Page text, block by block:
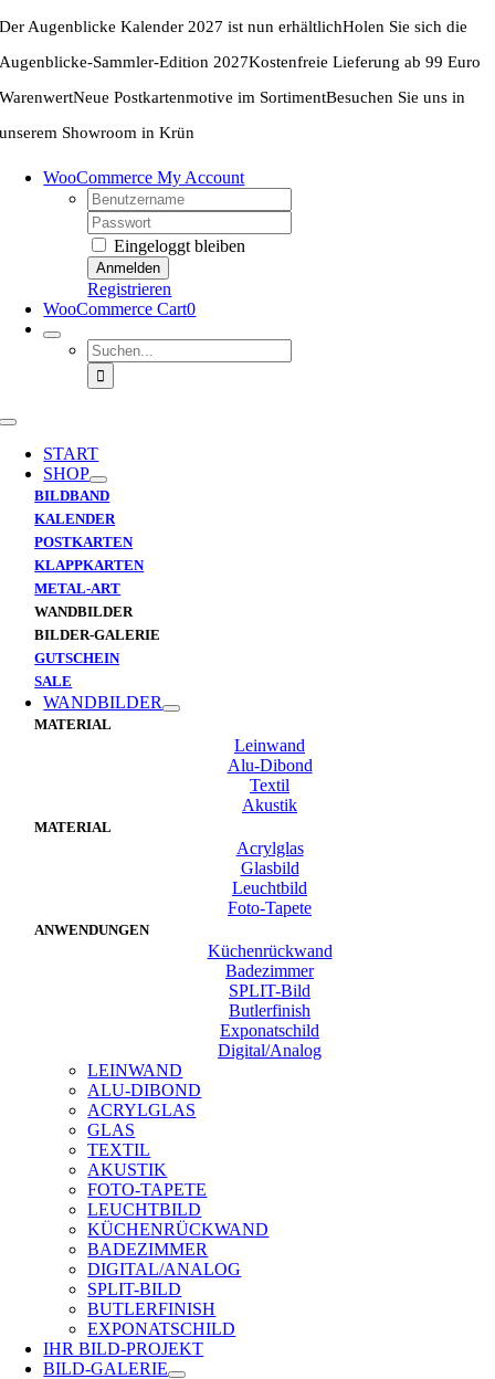
Zum
Inhalt
springen
Der Augenblicke Kalender 2027 ist nun erhältlichHolen Sie sich die
Augenblicke-Sammler-Edition 2027Kostenfreie Lieferung ab 99 Euro
WarenwertNeue Postkartenmotive im SortimentBesuchen Sie uns in
unserem Showroom in Krün
WooCommerce My Account
Username:
Password:
Eingeloggt bleiben
Registrieren
WooCommerce Cart0
Suche
nach:
Toggle
NavigationSTART
SHOP
BILDBAND
KALENDER
POSTKARTEN
KLAPPKARTEN
METAL-ART
WANDBILDER
BILDER-GALERIE
GUTSCHEIN
SALE
WANDBILDER
MATERIAL
Leinwand
Alu-Dibond
Textil
Akustik
MATERIAL
Acrylglas
Glasbild
Leuchtbild
Foto-Tapete
ANWENDUNGEN
Küchenrückwand
Badezimmer
SPLIT-Bild
Butlerfinish
Exponatschild
Digital/Analog
LEINWAND
ALU-DIBOND
ACRYLGLAS
GLAS
TEXTIL
AKUSTIK
FOTO-TAPETE
LEUCHTBILD
KÜCHENRÜCKWAND
BADEZIMMER
DIGITAL/ANALOG
SPLIT-BILD
BUTLERFINISH
EXPONATSCHILD
IHR BILD-PROJEKT
BILD-GALERIE